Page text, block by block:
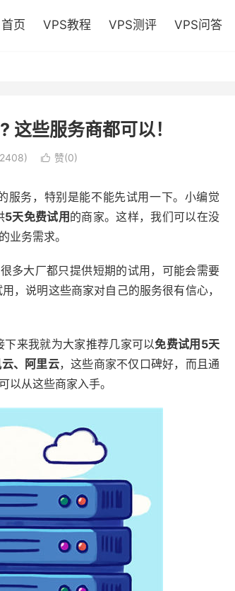
首页 VPS教程 VPS测评 VPS问答
些服务商都可以！
 赞(0)
服务，特别是能不能先试用一下。小编觉
5天免费试用 的商家。这样，我们可以在没
业务需求。
多大厂都只提供短期的试用，可能会需要
，说明这些商家对自己的服务很有信心，
来我就为大家推荐几家可以免费试用5天
、阿里云，这些商家不仅口碑好，而且通
以从这些商家入手。